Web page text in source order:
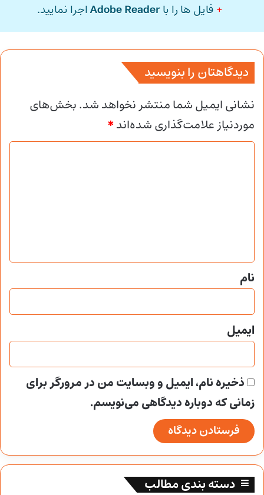
+ فایل ها را باAdobe Readerاجرا نمایید.
دیدگاهتان را بنویسید
نشانی ایمیل شما منتشر نخواهد شد.بخش‌های
موردنیاز علامت‌گذاری شده‌اند*
د
*
نام
ایمیل
ذخیره نام، ایمیل و وبسایت من در مرورگر برای
زمانی که دوباره دیدگاهی می‌نویسم.
دسته بندی مطالب